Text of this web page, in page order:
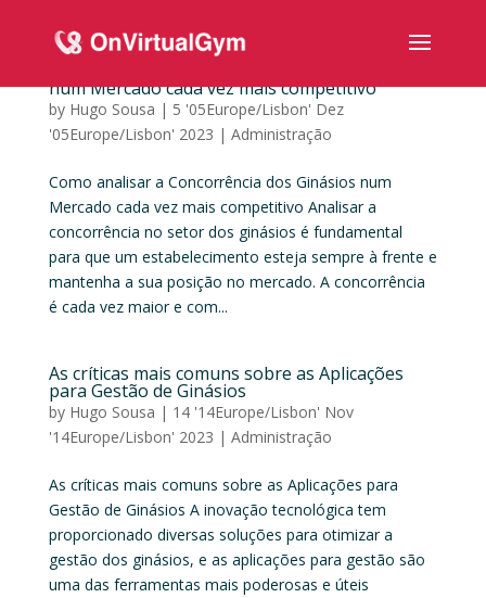
num Mercado cada vez mais competitivo
by Hugo Sousa | 5 '05Europe/Lisbon' Dez
'05Europe/Lisbon' 2023 | Administração
Como analisar a Concorrência dos Ginásios num
Mercado cada vez mais competitivo Analisar a
concorrência no setor dos ginásios é fundamental
para que um estabelecimento esteja sempre à frente e
mantenha a sua posição no mercado. A concorrência
é cada vez maior e com...
As críticas mais comuns sobre as Aplicações
para Gestão de Ginásios
by Hugo Sousa | 14 '14Europe/Lisbon' Nov
'14Europe/Lisbon' 2023 | Administração
As críticas mais comuns sobre as Aplicações para
Gestão de Ginásios A inovação tecnológica tem
proporcionado diversas soluções para otimizar a
gestão dos ginásios, e as aplicações para gestão são
uma das ferramentas mais poderosas e úteis